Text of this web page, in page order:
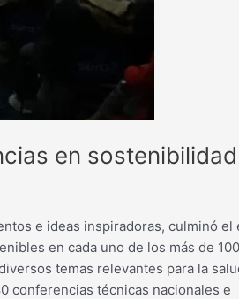
en
e ideas inspiradoras, culminó el
en cada uno de los más de
temas relevantes para la
conferencias técnicas nacionales e